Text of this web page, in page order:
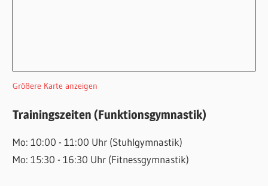
Größere Karte anzeigen
Trainingszeiten (Funktionsgymnastik)
Mo: 10:00 - 11:00 Uhr (Stuhlgymnastik)
Mo: 15:30 - 16:30 Uhr (Fitnessgymnastik)